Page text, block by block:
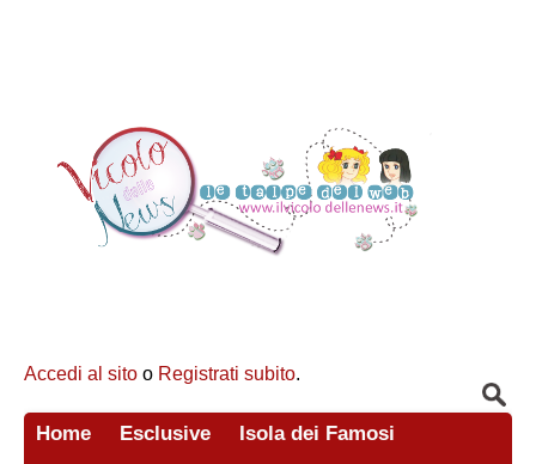
Accedi al sito o Registrati subito.
Home Esclusive
Isola dei Famosi